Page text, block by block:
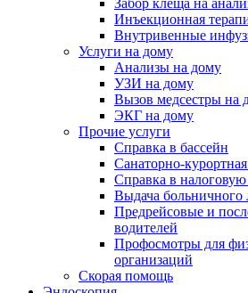
Забор клеща на
Инъекционная
Внутривенные
Услуги на дому
Анализы на дому
УЗИ на дому
Вызов медсестры на
ЭКГ на дому
Прочие услуги
Справка в бассейн
Санаторно-курортная
Справка в
Выдача больничного
Предрейсовые и
водителей
Профосмотры для
организаций
Скорая помощь